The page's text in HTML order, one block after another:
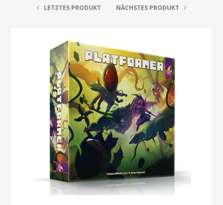
LETZTES PRODUKT NÄCHSTES PRODUKT